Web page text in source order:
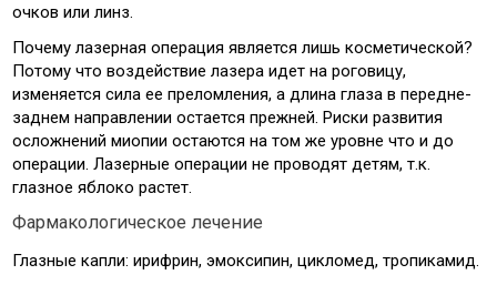
очков или линз.
Почему лазерная операция является лишь косметической?
Потому что воздействие лазера идет на роговицу,
изменяется сила ее преломления, а длина глаза в передне-
заднем направлении остается прежней. Риски развития
осложнений миопии остаются на том же уровне что и до
операции. Лазерные операции не проводят детям, т.к.
глазное яблоко растет.
Фармакологическое лечение
Глазные капли: ирифрин, эмоксипин, цикломед, тропикамид.